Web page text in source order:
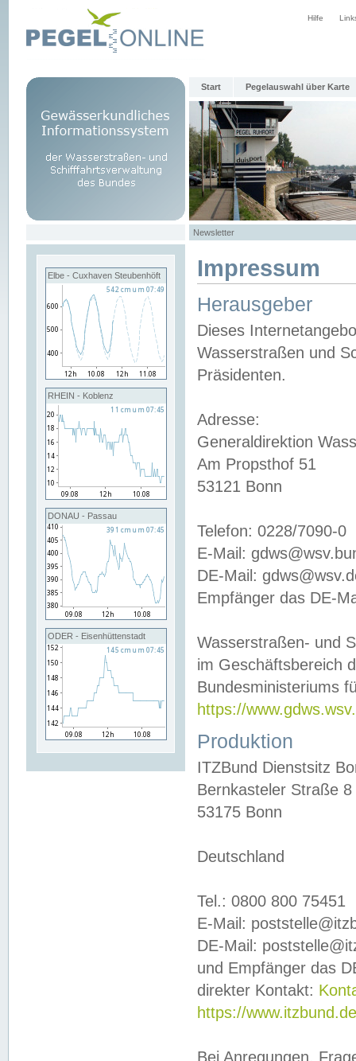
Hilfe
Start Pegelauswahl über Karte
Newsletter
Elbe - Cuxhaven Steubenhöft
RHEIN - Koblenz
DONAU - Passau
ODER - Eisenhüttenstadt
Impressum
Herausgeber
Dieses
Wasserstraßen und
Präsidenten.
Adresse:
Generaldirektion
Am Propsthof 51
53121 Bonn
Telefon: 0228/7090-0
E-Mail:
DE-Mail:
Empfänger das DE-
Wasserstraßen- und
im Geschäftsbereich
Bundesministeriums
https://
Produktion
ITZBund Dienstsitz
Bernkasteler Straße 8
53175 Bonn
Deutschland
Tel.: 0800 800 75451
E-Mail:
DE-Mail:
und Empfänger das
direkter Kontakt:
https://
Bei Anregungen,